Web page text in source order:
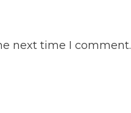
next time I comment.